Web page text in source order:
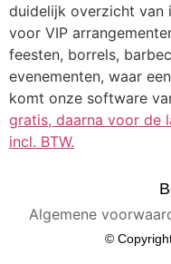
duidelijk overzicht van
voor VIP
feesten, borrels,
evenementen, waar
komt onze software
gratis, daarna voor de
incl. BTW.
Algemene
©